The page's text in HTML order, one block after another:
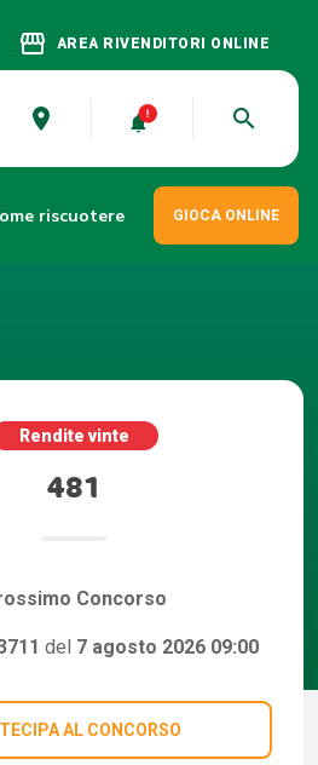
storefront AREA RIVENDITORI ONLINE
place search
riscuotere GIOCA ONLINE
Rendite vinte
481
Concorso
del 7 agosto 2026 09:00
AL CONCORSO